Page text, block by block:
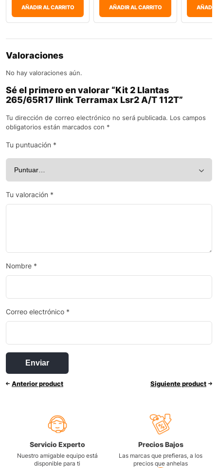
AÑADIR AL CARRITO AÑADIR AL CARRITO AÑADIR
Valoraciones
No hay valoraciones aún.
Sé el primero en valorar “Kit 2 Llantas
265/65R17 Ilink Terramax Lsr2 A/T 112T”
Tu dirección de correo electrónico no será publicada. Los campos
obligatorios están marcados con *
Tu puntuación *
Tu valoración *
Nombre *
Correo electrónico *
Anterior product Siguiente product
Servicio Experto
Nuestro amigable equipo está
disponible para ti
Precios Bajos
Las marcas que prefieras, a los
precios que anhelas